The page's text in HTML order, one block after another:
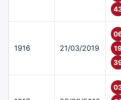
1916 21/03/2019